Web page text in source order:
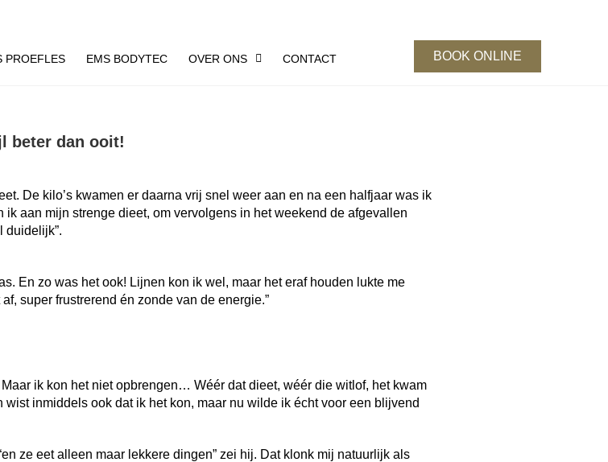
PROEFLES EMS BODYTEC OVER ONS CONTACT BOOK ONLINE
beter dan ooit!
De kilo’s kwamen er daarna vrij snel weer aan en na een halfjaar was ik
aan mijn strenge dieet, om vervolgens in het weekend de afgevallen
duidelijk”.
En zo was het ook! Lijnen kon ik wel, maar het eraf houden lukte me
super frustrerend én zonde van de energie.”
ik kon het niet opbrengen… Wéér dat dieet, wéér die witlof, het kwam
inmiddels ook dat ik het kon, maar nu wilde ik écht voor een blijvend
ze eet alleen maar lekkere dingen” zei hij. Dat klonk mij natuurlijk als